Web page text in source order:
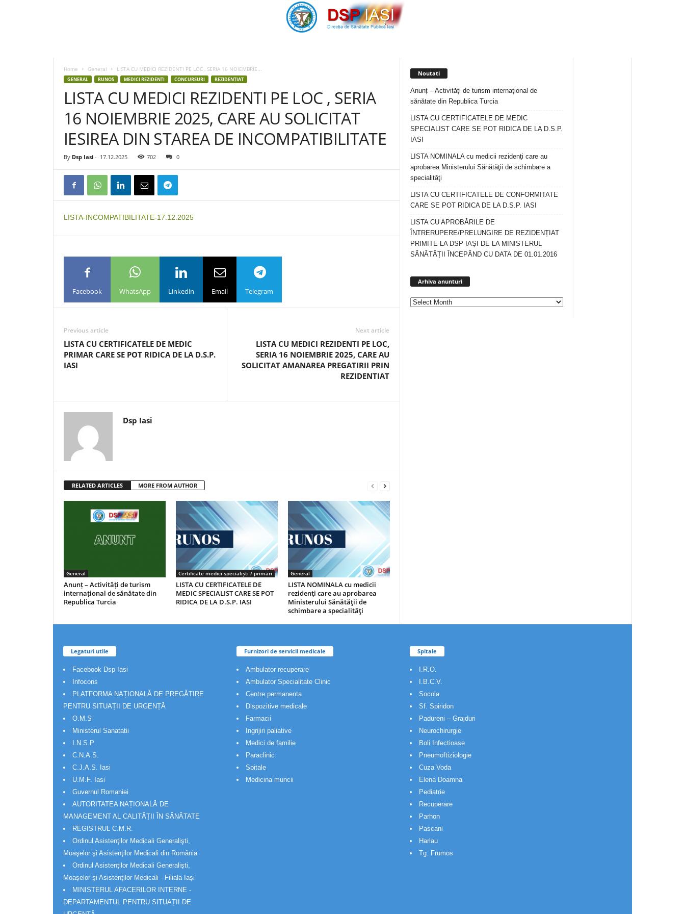
P
Home General LISTA CU MEDICI REZIDENTI PE LOC , SERIA 16 NOIEMBRIE...
GENERAL RUNOS MEDICI REZIDENTI CONCURSURI REZIDENȚIAT
LISTA CU MEDICI REZIDENTI PE LOC , SERIA
16 NOIEMBRIE 2025, CARE AU SOLICITAT
IESIREA DIN STAREA DE INCOMPATIBILITATE
By Dsp Iasi - 17.12.2025 702 0
LISTA-INCOMPATIBILITATE-17.12.2025
Facebook WhatsApp Linkedin Email Telegram
Previous article
LISTA CU CERTIFICATELE DE MEDIC
PRIMAR CARE SE POT RIDICA DE LA D.S.P.
IASI
Next article
LISTA CU MEDICI REZIDENTI PE LOC,
SERIA 16 NOIEMBRIE 2025, CARE AU
SOLICITAT AMANAREA PREGATIRII PRIN
REZIDENTIAT
Dsp Iasi
RELATED ARTICLES MORE FROM AUTHOR
General
Anunț – Activități de turism
internațional de sănătate din
Republica Turcia
Certificate medici specialiști / primari
LISTA CU CERTIFICATELE DE
MEDIC SPECIALIST CARE SE POT
RIDICA DE LA D.S.P. IASI
General
LISTA NOMINALA cu medicii
rezidenţi care au aprobarea
Ministerului Sănătăţii de
schimbare a specialităţi
Noutati
Anunț – Activități de turism internațional de
sănătate din Republica Turcia
LISTA CU CERTIFICATELE DE MEDIC
SPECIALIST CARE SE POT RIDICA DE LA D.S.P.
IASI
LISTA NOMINALA cu medicii rezidenţi care au
aprobarea Ministerului Sănătăţii de schimbare a
specialităţi
LISTA CU CERTIFICATELE DE CONFORMITATE
CARE SE POT RIDICA DE LA D.S.P. IASI
LISTA CU APROBĂRILE DE
ÎNTRERUPERE/PRELUNGIRE DE REZIDENȚIAT
PRIMITE LA DSP IAȘI DE LA MINISTERUL
SĂNĂTĂȚII ÎNCEPÂND CU DATA DE 01.01.2016
Arhiva anunturi
Legaturi utile
Facebook Dsp Iasi
Infocons
PLATFORMA NAȚIONALĂ DE PREGĂTIRE
PENTRU SITUAȚII DE URGENȚĂ
O.M.S
Ministerul Sanatatii
I.N.S.P.
C.N.A.S.
C.J.A.S. Iasi
U.M.F. Iasi
Guvernul Romaniei
AUTORITATEA NAȚIONALĂ DE
MANAGEMENT AL CALITĂȚII ÎN SĂNĂTATE
REGISTRUL C.M.R.
Ordinul Asistenţilor Medicali Generalişti,
Moaşelor şi Asistenţilor Medicali din România
Ordinul Asistenţilor Medicali Generalişti,
Moaşelor şi Asistenţilor Medicali - Filiala Iași
MINISTERUL AFACERILOR INTERNE -
DEPARTAMENTUL PENTRU SITUAȚII DE
Furnizori de servicii medicale
Ambulator recuperare
Ambulator Specialitate Clinic
Centre permanenta
Dispozitive medicale
Farmacii
Ingrijiri paliative
Medici de familie
Paraclinic
Spitale
Medicina muncii
Spitale
I.R.O.
I.B.C.V.
Socola
Sf. Spiridon
Padureni – Grajduri
Neurochirurgie
Boli Infectioase
Pneumoftiziologie
Cuza Voda
Elena Doamna
Pediatrie
Recuperare
Parhon
Pascani
Harlau
Tg. Frumos